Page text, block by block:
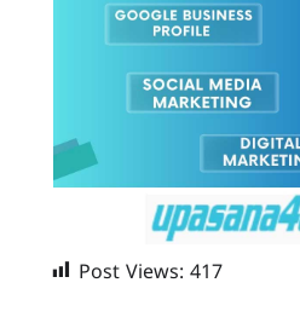
Post Views: 417